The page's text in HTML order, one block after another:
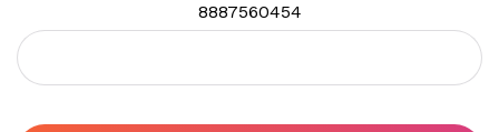
8887560454